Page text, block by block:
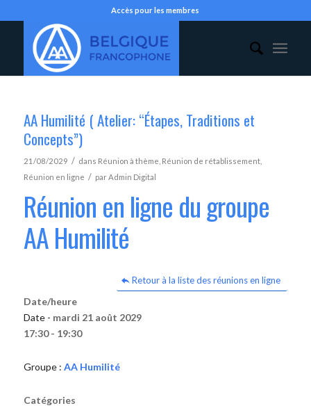
Accès pour les membres
AA Humilité ( Atelier: “Étapes, Traditions et
Concepts”)
21/08/2029 / dans Réunion à thème Réunion de rétablissement,
Réunion en ligne / parAdmin Digital
Réunion en ligne du groupe
AA Humilité
Retour à la liste des réunions en ligne
Date/heure
Date - mardi 21 août 2029
17:30 - 19:30
Groupe : AA Humilité
Catégories